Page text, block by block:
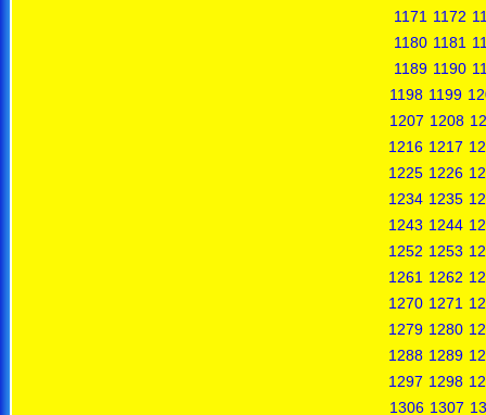
1171 1172
1180 1181
1189 1190
1198 1199
1207 1208
1216 1217
1225 1226
1234 1235
1243 1244
1252 1253
1261 1262
1270 1271
1279 1280
1288 1289
1297 1298
1306 1307